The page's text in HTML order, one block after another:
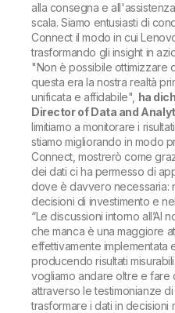
alla consegna e
scala. Siamo entusiasti di
Connect il modo in cui
trasformando gli insight in
"Non è possibile ottimizzare
questa era la nostra realtà
unificata e affidabile", ha
Director of Data and
limitiamo a monitorare i
stiamo migliorando in modo
Connect, mostrerò come
dei dati ci ha permesso di
dove è davvero necessaria:
decisioni di investimento e
“Le discussioni intorno all’AI
che manca è una maggiore
effettivamente implementata
producendo risultati
vogliamo andare oltre e fare
attraverso le testimonianze
trasformare i dati in decisioni